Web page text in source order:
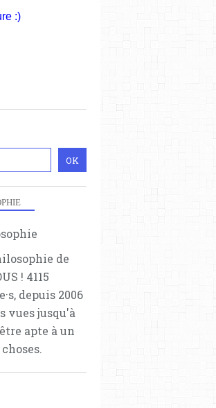
de
! 4115
depuis 2006
vues jusqu'à
apte à un
:)